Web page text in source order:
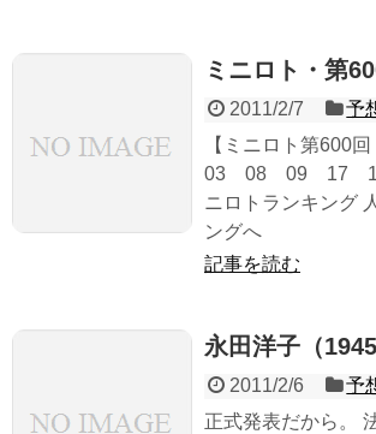
ミニロト・第
2011/2/7
予
【ミニロト第600
03 08 09 17 19
ニロトランキング
ングへ
記事を読む
永田洋子（
2011/2/6
予
正式発表だから。